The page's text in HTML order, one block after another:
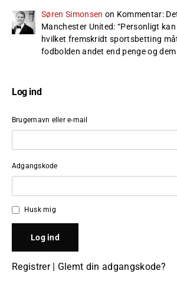
Søren Simonsen on Kommentar:
Manchester United: “Personligt kan
hvilket fremskridt sportsbetting
fodbolden andet end penge og
Log ind
Brugernavn eller e-mail
Adgangskode
Husk mig
Registrer| Glemt din adgangskode?